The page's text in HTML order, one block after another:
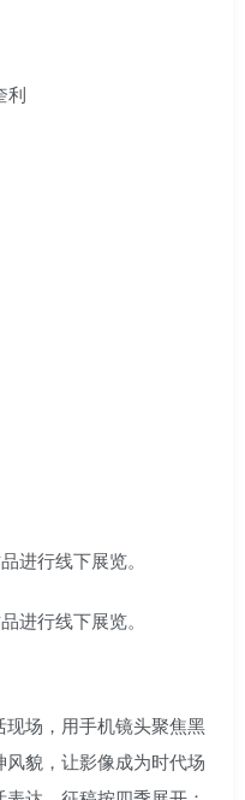
利
进行线下展览。
进行线下展览。
场，用手机镜头聚焦黑
貌，让影像成为时代场